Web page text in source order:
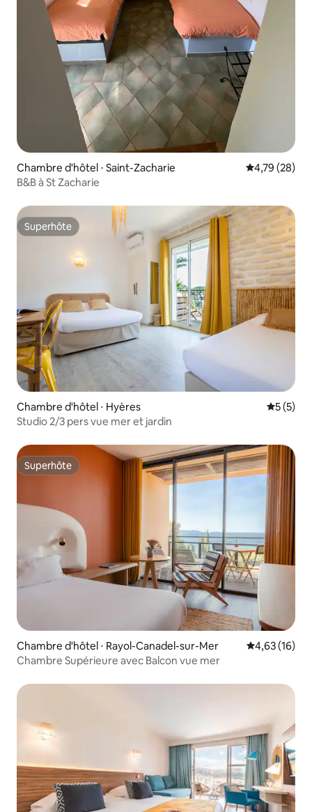
Chambre d'hôtel ⋅ Saint-Zacharie Évaluation
4,79 (28)
B&B à St Zacharie
Superhôte
Superhôte
Chambre d'hôtel ⋅ Hyères
5 (5)
Studio 2/3 pers vue mer et jardin
Superhôte
Superhôte
Chambre d'hôtel ⋅ Rayol-Canadel-sur-Mer Évaluation
4,63 (16)
Chambre Supérieure avec Balcon vue mer